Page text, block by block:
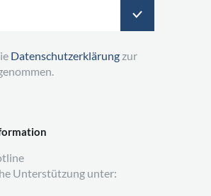
Unterstützung unter:
Datenschutzerklärung zur